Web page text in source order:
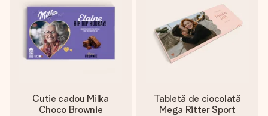
Cutie cadou Milka
Choco Brownie
Tabletă de ciocolată
Mega Ritter Sport